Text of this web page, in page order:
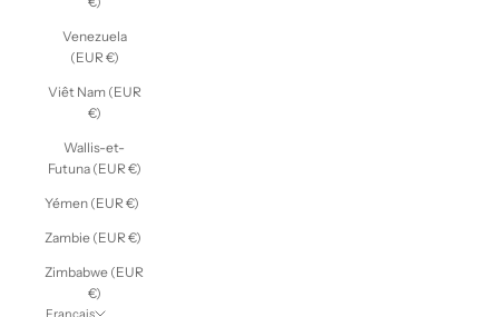
Venezuela
(EUR €)
Viêt Nam (EUR
€)
Wallis-et-
Futuna (EUR €)
Yémen (EUR €)
Zambie (EUR €)
Zimbabwe (EUR
€)
Français